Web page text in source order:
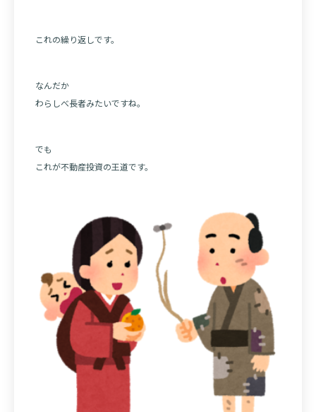
これの繰り返しです。
なんだか
わらしべ長者みたいですね。
でも
これが不動産投資の王道です。